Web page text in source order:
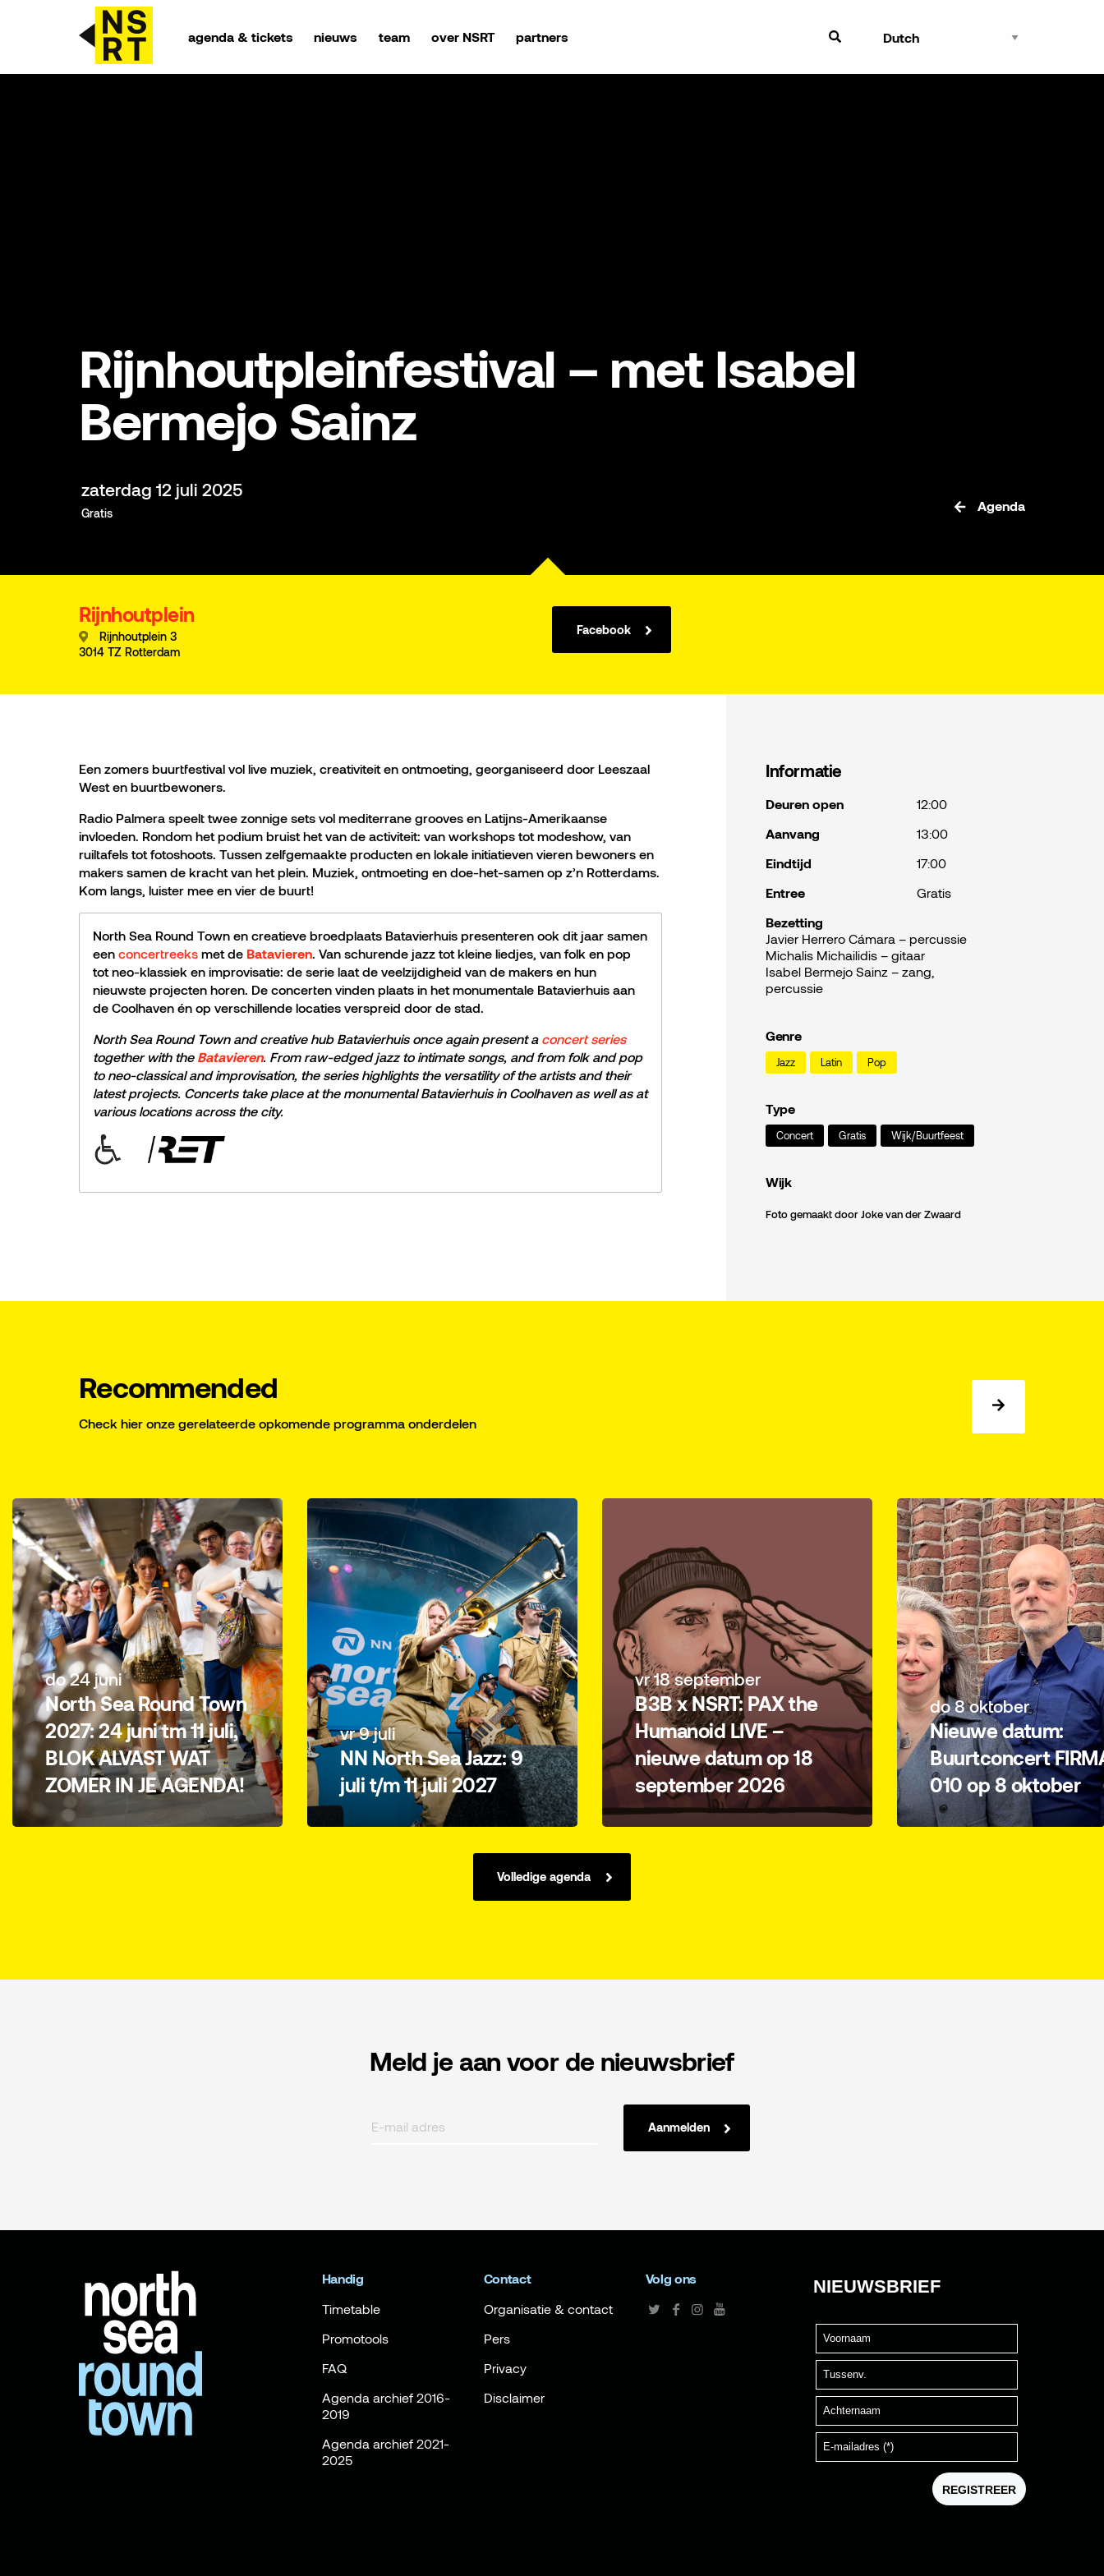
agenda & tickets nieuws team over NSRT partners
Rijnhoutpleinfestival – met Isabel
Bermejo Sainz
zaterdag 12 juli 2025
Gratis Agenda
Rijnhoutplein
Rijnhoutplein 3
3014 TZ Rotterdam
Facebook
Een zomers buurtfestival vol live muziek, creativiteit en ontmoeting, georganiseerd door Leeszaal
West en buurtbewoners.
Radio Palmera speelt twee zonnige sets vol mediterrane grooves en Latijns-Amerikaanse
invloeden. Rondom het podium bruist het van de activiteit: van workshops tot modeshow, van
ruiltafels tot fotoshoots. Tussen zelfgemaakte producten en lokale initiatieven vieren bewoners en
makers samen de kracht van het plein. Muziek, ontmoeting en doe-het-samen op z’n Rotterdams.
Kom langs, luister mee en vier de buurt!
North Sea Round Town en creatieve broedplaats Batavierhuis presenteren ook dit jaar samen
een concertreeks met de Batavieren. Van schurende jazz tot kleine liedjes, van folk en pop
tot neo-klassiek en improvisatie: de serie laat de veelzijdigheid van de makers en hun
nieuwste projecten horen. De concerten vinden plaats in het monumentale Batavierhuis aan
de Coolhaven én op verschillende locaties verspreid door de stad.
North Sea Round Town and creative hub Batavierhuis once again present a concert series
together with the Batavieren. From raw-edged jazz to intimate songs, and from folk and pop
to neo-classical and improvisation, the series highlights the versatility of the artists and their
latest projects. Concerts take place at the monumental Batavierhuis in Coolhaven as well as at
various locations across the city.
Informatie
Deuren open
12:00
Aanvang
13:00
Eindtijd
17:00
Entree
Gratis
Bezetting
Javier Herrero Cámara – percussie
Michalis Michailidis – gitaar
Isabel Bermejo Sainz – zang,
percussie
Genre
Jazz Latin Pop
Type
Concert Gratis Wijk/Buurtfeest
Wijk
Foto gemaakt door Joke van der Zwaard
Recommended
Check hier onze gerelateerde opkomende programma onderdelen
do 24 juni
North Sea Round Town
2027: 24 juni tm 11 juli,
BLOK ALVAST WAT
ZOMER IN JE AGENDA!
vr 9 juli
NN North Sea Jazz: 9
juli t/m 11 juli 2027
vr 18 september
B3B x NSRT: PAX the
Humanoid LIVE –
nieuwe datum op 18
september 2026
do 8 oktober
Nieuwe datum:
Buurtconcert FIRMA
010 op 8 oktober
Volledige agenda
Meld je aan voor de nieuwsbrief
Aanmelden
Handig
Timetable
Promotools
FAQ
Agenda archief 2016-
2019
Agenda archief 2021-
2025
Contact
Organisatie & contact
Pers
Privacy
Disclaimer
Volg ons